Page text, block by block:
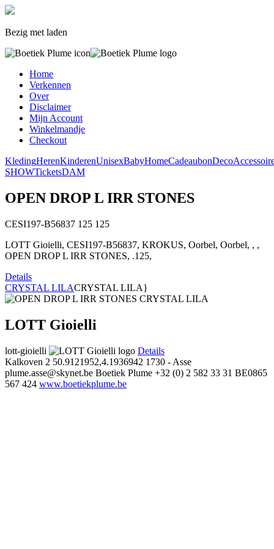
Bezig met laden
Home
Verkennen
Over
Disclaimer
Mijn Account
Winkelmandje
Checkout
KledingHerenKinderenUnisexBabyHomeCadeaubonDeco
SHOWTicketsDAM
OPEN DROP L IRR STONES
CESI197-B56837 125 125
LOTT Gioielli, CESI197-B56837, KROKUS, Oorbel, Oorbel, , ,
OPEN DROP L IRR STONES, .125,
Details
CRYSTAL LILACRYSTAL LILA}
LOTT Gioielli
lott-gioielli
Details
Kalkoven 2 50.9121952,4.1936942 1730 - Asse
plume.asse@skynet.be Boetiek Plume +32 (0) 2 582 33 31 BE0865
567 424 www.boetiekplume.be